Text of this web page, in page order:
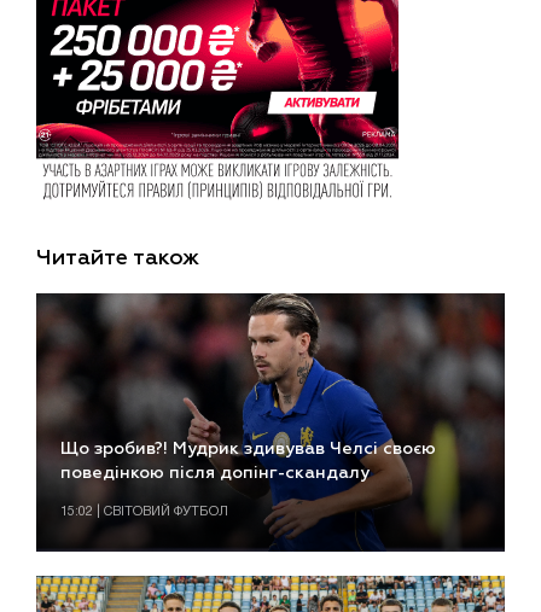
Читайте також
Що зробив?! Мудрик здивував Челсі своєю
поведінкою після допінг-скандалу
15:02 | СВІТОВИЙ ФУТБОЛ